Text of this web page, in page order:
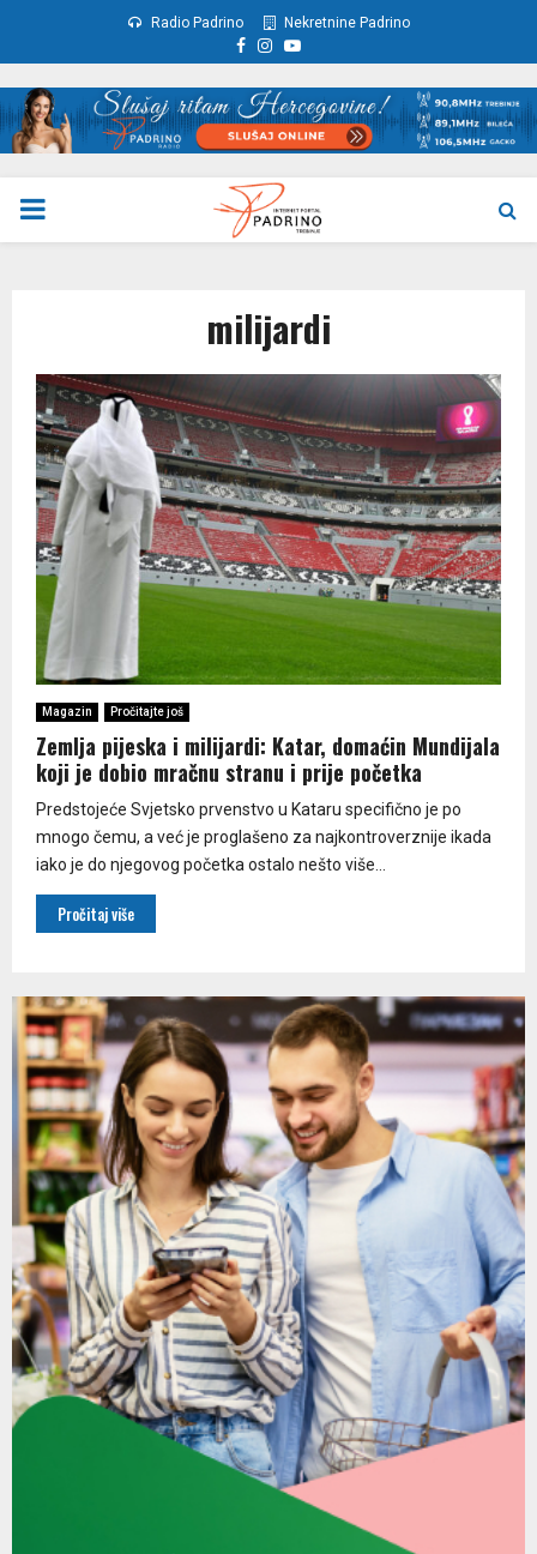
Radio Padrino Nekretnine Padrino
Facebook
Instagram
Youtube
PRIMARY
milijardi
Magazin Pročitajte još
Zemlja pijeska i milijardi: Katar, domaćin Mundijala
koji je dobio mračnu stranu i prije početka
Predstojeće Svjetsko prvenstvo u Kataru specifično je po
mnogo čemu, a već je proglašeno za najkontroverznije ikada
iako je do njegovog početka ostalo nešto više...
Pročitaj više